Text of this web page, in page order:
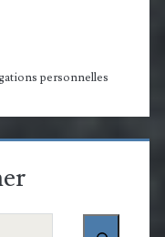
personnelles